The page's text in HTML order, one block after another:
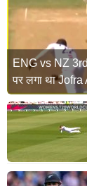
ENG vs NZ
पर लगा था